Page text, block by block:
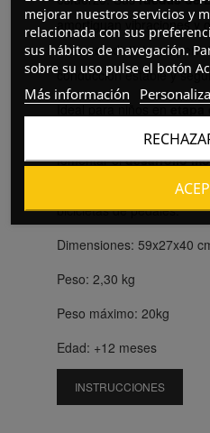
amortiguan vibraciones y
suave en distintas
conducción estable y
Ideal para niños enetapa
BUDDY de Lorelli es la
fomentar eldesarrollo
,
bicicletas de pedales.
Dimensiones: 59x27x40
Peso: 2,30 kg
Peso máximo: 20kg
Edad: +12 meses
INSTRUCCIONES
mejorar nuestros servicios y
relacionada con sus
sus hábitos de navegación.
sobre su uso pulse el botón
Más información